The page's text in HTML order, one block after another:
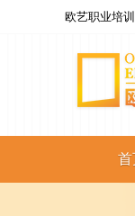
欧艺职业培
首